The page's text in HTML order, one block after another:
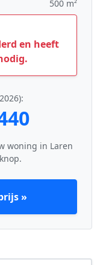
500 m²
en heeft
woning in Laren
»